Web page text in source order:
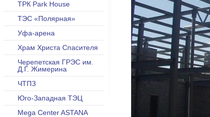
ТРК Park House
ТЭС «Полярная»
Уфа-арена
Храм Христа Спасителя
Черепетская ГРЭС им.
Д.Г. Жимерина
ЧТПЗ
Юго-Западная ТЭЦ
Mega Center ASTANA